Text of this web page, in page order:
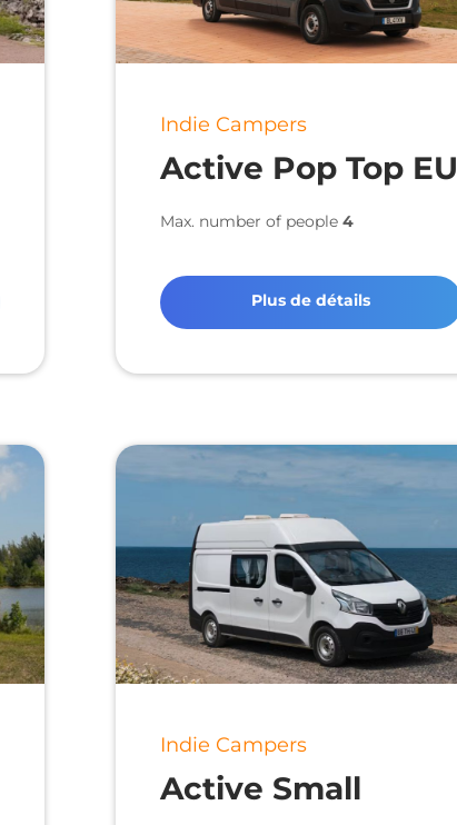
Indie Campers
Active Pop Top EU
Max. number of people 4
Plus de détails
Indie Campers
Active Small